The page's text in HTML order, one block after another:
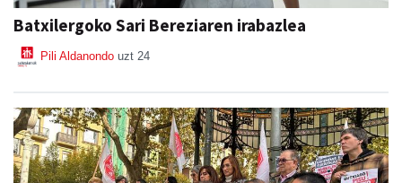
Batxilergoko Sari Bereziaren irabazlea
Pili Aldanondo uzt 24